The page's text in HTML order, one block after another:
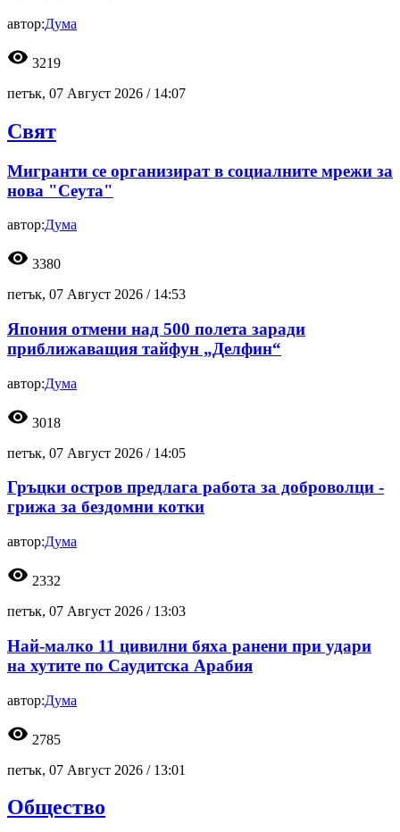
автор:Дума
visibility 3219
петък, 07 Август 2026 / 14:07
Свят
Мигранти се организират в социалните мрежи за
нова "Сеута"
автор:Дума
visibility 3380
петък, 07 Август 2026 / 14:53
Япония отмени над 500 полета заради
приближаващия тайфун „Делфин“
автор:Дума
visibility 3018
петък, 07 Август 2026 / 14:05
Гръцки остров предлага работа за доброволци -
грижа за бездомни котки
автор:Дума
visibility 2332
петък, 07 Август 2026 / 13:03
Най-малко 11 цивилни бяха ранени при удари
на хутите по Саудитска Арабия
автор:Дума
visibility 2785
петък, 07 Август 2026 / 13:01
Общество